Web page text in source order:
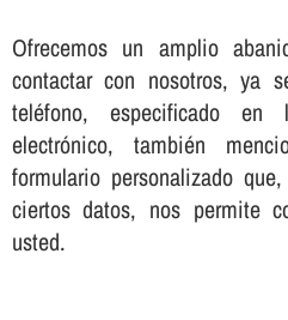
Ofrecemos un amplio
contactar con nosotros, ya
teléfono, especificado
electrónico, también
formulario personalizado
ciertos datos, nos permite
usted.